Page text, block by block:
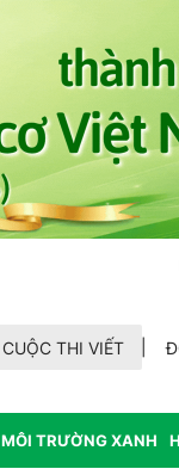
CUỘC THI VIẾT
MÔI TRƯỜNG XANH